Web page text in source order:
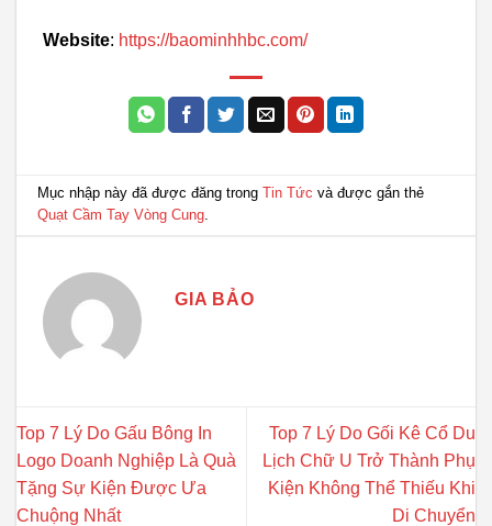
Website: https://baominhhbc.com/
Mục nhập này đã được đăng trongTin Tức và được gắn thẻ
Quạt Cầm Tay Vòng Cung
GIA BẢO
Top 7 Lý Do Gấu Bông In
Logo Doanh Nghiệp Là Quà
Tặng Sự Kiện Được Ưa
Chuộng Nhất
Top 7 Lý Do Gối Kê Cổ Du
Lịch Chữ U Trở Thành Phụ
Kiện Không Thể Thiếu Khi
Di Chuyển